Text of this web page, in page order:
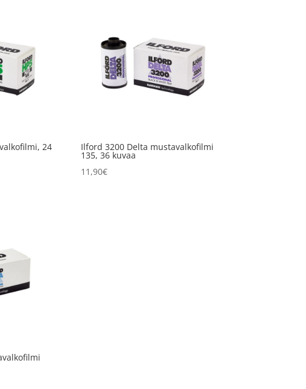
24 Ilford 3200 Delta mustavalkofilmi
135, 36 kuvaa
11,90€